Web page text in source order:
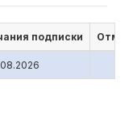
подписки